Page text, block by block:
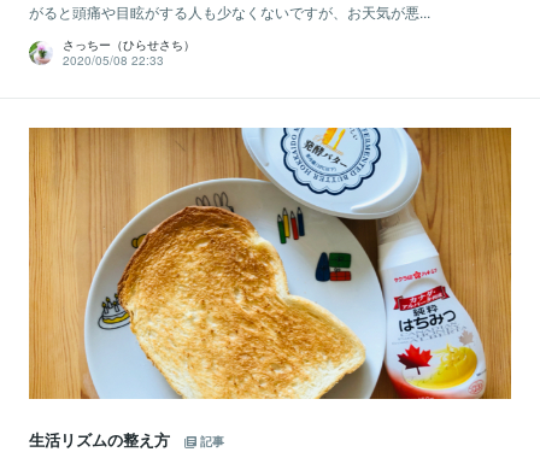
がると頭痛や目眩がする人も少なくないですが、お天気が悪...
さっちー（ひらせさち）
2020/05/08 22:33
生活リズムの整え方
記事